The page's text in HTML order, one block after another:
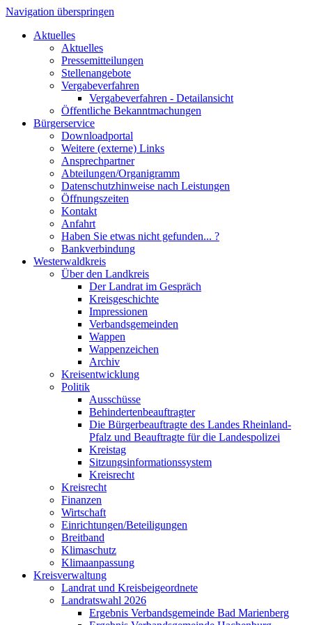
Navigation überspringen
Aktuelles
Aktuelles
Pressemitteilungen
Stellenangebote
Vergabeverfahren
Vergabeverfahren - Detailansicht
Öffentliche Bekanntmachungen
Bürgerservice
Downloadportal
Weitere (externe) Links
Ansprechpartner
Abteilungen/Organigramm
Datenschutzhinweise nach Leistungen
Öffnungszeiten
Kontakt
Anfahrt
Haben Sie etwas nicht gefunden... ?
Bankverbindung
Westerwaldkreis
Über den Landkreis
Der Landrat im Gespräch
Kreisgeschichte
Impressionen
Verbandsgemeinden
Wappen
Wappenzeichen
Archiv
Kreisentwicklung
Politik
Ausschüsse
Behindertenbeauftragter
Die Bürgerbeauftragte des Landes Rheinland-
Pfalz und Beauftragte für die Landespolizei
Kreistag
Sitzungsinformationssystem
Kreisrecht
Kreisrecht
Finanzen
Wirtschaft
Einrichtungen/Beteiligungen
Breitband
Klimaschutz
Klimaanpassung
Kreisverwaltung
Landrat und Kreisbeigeordnete
Landratswahl 2026
Ergebnis Verbandsgemeinde Bad Marienberg